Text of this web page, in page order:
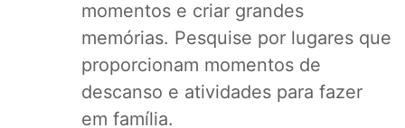
momentos e criar grandes
memórias. Pesquise por lugares que
proporcionam momentos de
descanso e atividades para fazer
em família.